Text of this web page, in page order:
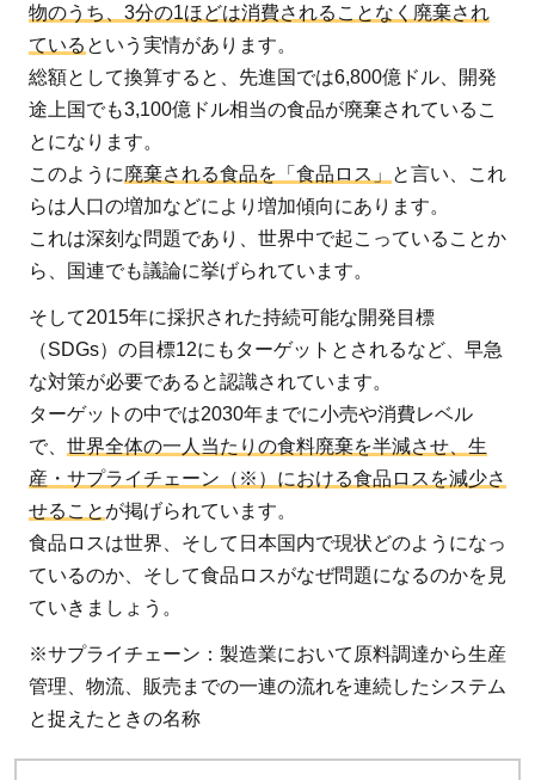
2.1
世界
の食
品ロ
ス
2.2
日本
の食
ス
3
な
ぜ
食
品
ロ
ス
が
問
題
な
の
か
物のうち、3分の1ほどは消費されることなく廃棄され
ている という実情があります。
総額として換算すると、先進国では6,800億ドル、開発
途上国でも3,100億ドル相当の食品が廃棄されているこ
とになります。
このように廃棄される食品を「食品ロス」
と言い、これ
らは人口の増加などにより増加傾向にあります。
これは深刻な問題であり、世界中で起こっていることか
ら、国連でも議論に挙げられています。
そして2015年に採択された持続可能な開発目標
（SDGs）の目標12にもターゲットとされるなど、早急
な対策が必要であると認識されています。
ターゲットの中では2030年までに小売や消費レベル
で、 世界全体の一人当たりの食料廃棄を半減させ、生
産・サプライチェーン（※）における食品ロスを減少さ
せること が掲げられています。
食品ロスは世界、そして日本国内で現状どのようになっ
ているのか、そして食品ロスがなぜ問題になるのかを見
ていきましょう。
※サプライチェーン：製造業において原料調達から生産
管理、物流、販売までの一連の流れを連続したシステム
と捉えたときの名称